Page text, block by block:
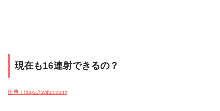
現在も16連射できるの？
出典：https://twitter.com/